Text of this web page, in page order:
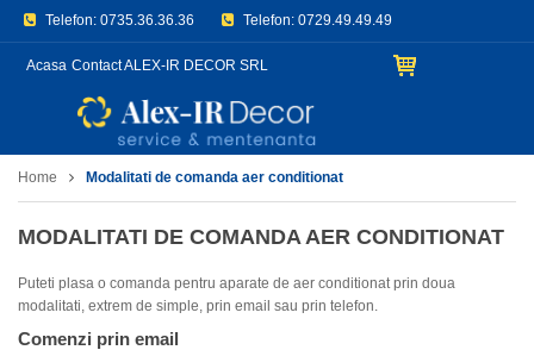
Telefon: 0735.36.36.36 Telefon: 0729.49.49.49
E-mail:office@aerconditionat.org
Acasa Contact ALEX-IR DECOR SRL
Home Modalitati de comanda aer conditionat
MODALITATI DE COMANDA AER CONDITIONAT
Puteti plasa o comanda pentru aparate de aer conditionat prin doua
modalitati, extrem de simple, prin email sau prin telefon.
Comenzi prin email